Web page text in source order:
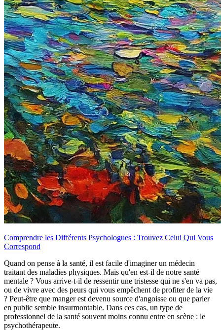
Comprendre les Différents Psychologues : Trouvez Celui Qui Vous
Correspond
Quand on pense à la santé, il est facile d'imaginer un médecin
traitant des maladies physiques. Mais qu'en est-il de notre santé
mentale ? Vous arrive-t-il de ressentir une tristesse qui ne s'en va pas,
ou de vivre avec des peurs qui vous empêchent de profiter de la vie
? Peut-être que manger est devenu source d'angoisse ou que parler
en public semble insurmontable. Dans ces cas, un type de
professionnel de la santé souvent moins connu entre en scène : le
psychothérapeute.